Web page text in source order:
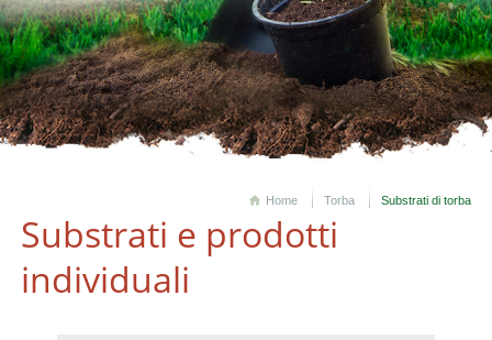
Home Torba Substrati di torba
Substrati e prodotti
individuali